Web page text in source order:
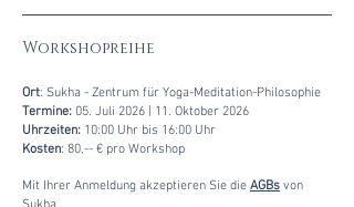
Workshopreihe
Ort: Sukha - Zentrum für Yoga-Meditation-Philosophie
Termine: 05. Juli 2026 | 11. Oktober 2026
Uhrzeiten: 10:00 Uhr bis 16:00 Uhr
Kosten: 80,-- € pro Workshop
Mit Ihrer Anmeldung akzeptieren Sie die AGBs von